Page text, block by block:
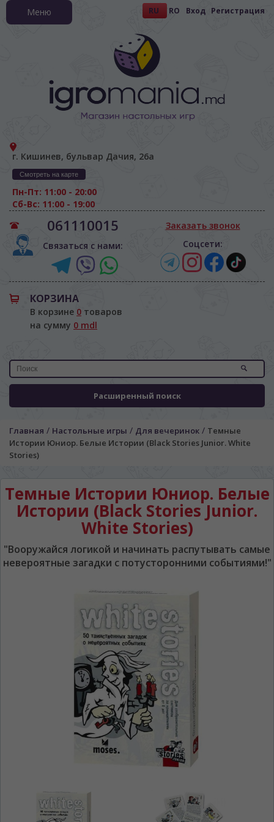
RU RO Вход Регистрация
г. Кишинев, бульвар Дачия, 26а
Смотреть на карте
Пн-Пт: 11:00 - 20:00
Сб-Вс: 11:00 - 19:00
061110015
Связаться с нами:
Заказать звонок
Соцсети:
КОРЗИНА
В корзине 0 товаров
на сумму 0 mdl
Расширенный поиск
Меню
Главная / Настольные игры / Для вечеринок / Темные
Истории Юниор. Белые Истории (Black Stories Junior. White
Stories)
Темные Истории Юниор. Белые
Истории (Black Stories Junior.
White Stories)
"Вооружайся логикой и начинать распутывать самые
невероятные загадки с потусторонними событиями!"